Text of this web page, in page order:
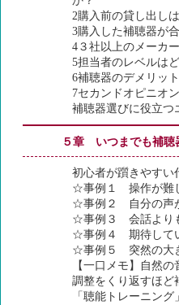
2購入前の貸し出し
3購入した補聴器が
4３社以上のメーカ
5担当者のレベルは
6補聴器のデメリッ
7セカンドオピニオ
補聴器選びに役立つ
５章 いつまでも補聴
初心者が躓きやすい
☆事例１ 操作が難
☆事例２ 自分の声
☆事例３ 会話より
☆事例４ 期待して
☆事例５ 突然の大
【一口メモ】自然
調整をくり返すほど
「聴能トレーニン